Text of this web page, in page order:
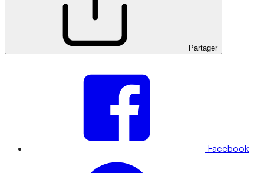
Partager
Facebook